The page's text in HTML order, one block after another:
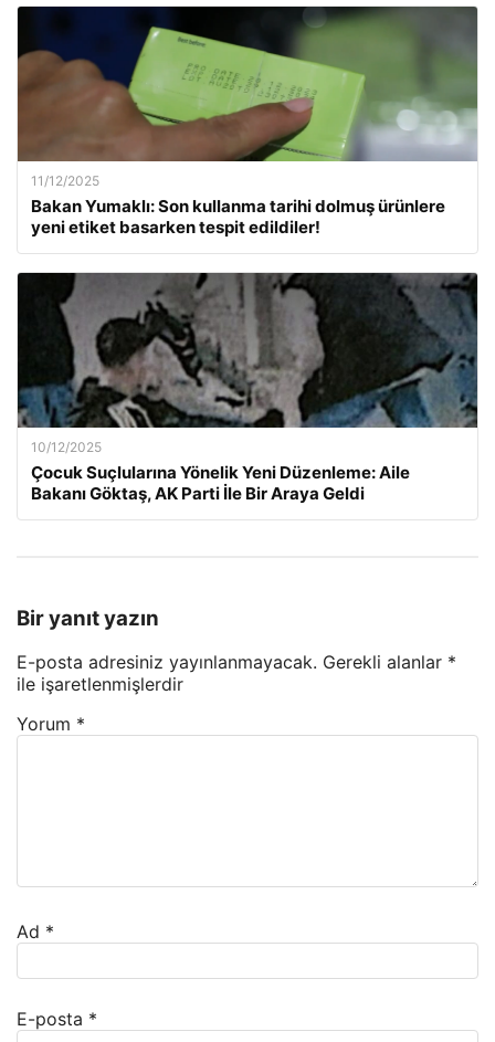
11/12/2025
Bakan Yumaklı: Son kullanma tarihi dolmuş ürünlere
yeni etiket basarken tespit edildiler!
10/12/2025
Çocuk Suçlularına Yönelik Yeni Düzenleme: Aile
Bakanı Göktaş, AK Parti İle Bir Araya Geldi
Bir yanıt yazın
E-posta adresiniz yayınlanmayacak. Gerekli alanlar *
ile işaretlenmişlerdir
Yorum *
Ad *
E-posta *